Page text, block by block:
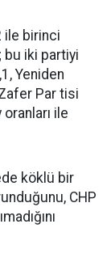
ile birinci
bu iki partiyi
Yeniden
Par tisi
ile
köklü bir
CHP